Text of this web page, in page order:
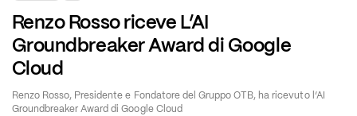
Renzo Rosso riceve L’AI
Groundbreaker Award di Google
Cloud
Renzo Rosso, Presidente e Fondatore del Gruppo OTB, ha ricevuto l’AI
Groundbreaker Award di Google Cloud